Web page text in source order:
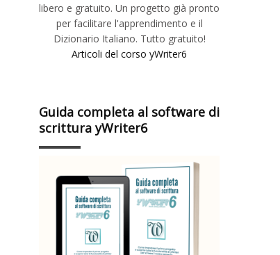
libero e gratuito. Un progetto già pronto
per facilitare l'apprendimento e il
Dizionario Italiano. Tutto gratuito!
Articoli del corso yWriter6
Guida completa al software di
scrittura yWriter6